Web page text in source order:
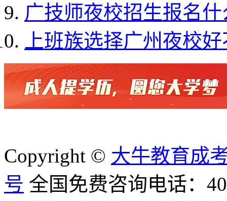
广技师夜校招生报名
上班族选择广州夜校
Copyright © 大牛教育成
号 全国免费咨询电话：